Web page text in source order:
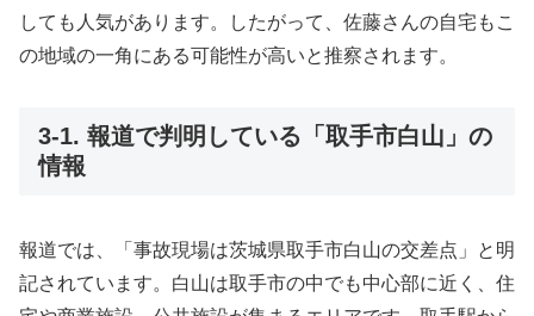
しても人気があります。したがって、佐藤さんの自宅もこ
の地域の一角にある可能性が高いと推察されます。
3-1. 報道で判明している「取手市白山」の
情報
報道では、「事故現場は茨城県取手市白山の交差点」と明
記されています。白山は取手市の中でも中心部に近く、住